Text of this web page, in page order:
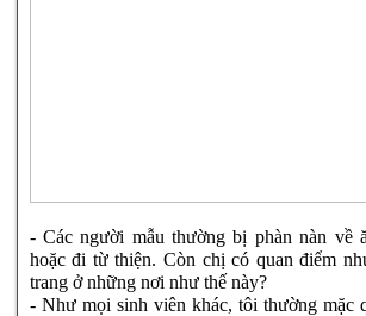
- Các người mẫu thường bị phàn nàn về
hoặc đi từ thiện. Còn chị có quan điểm
trang ở những nơi như thế này?
- Như mọi sinh viên khác, tôi thường mặc